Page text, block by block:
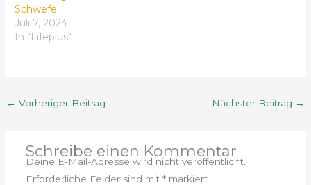
Schwefel
Juli 7, 2024
In "Lifeplus"
← Vorheriger Beitrag Nächster Beitrag →
Schreibe einen Kommentar
Deine E-Mail-Adresse wird nicht veröffentlicht.
Erforderliche Felder sind mit *markiert